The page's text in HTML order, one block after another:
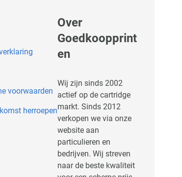
voorwaarden
herroepen
Over
Goedkoopprint
en
Wij zijn sinds 2002
actief op de cartridge
markt. Sinds 2012
verkopen we via onze
website aan
particulieren en
bedrijven. Wij streven
naar de beste kwaliteit